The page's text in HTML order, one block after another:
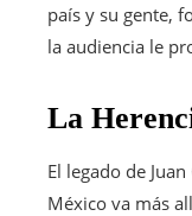
país y su gente,
la audiencia le
La
El legado de
México va más